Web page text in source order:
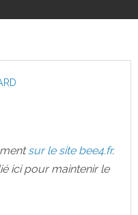
sur le site bee4.fr.
ici pour maintenir le